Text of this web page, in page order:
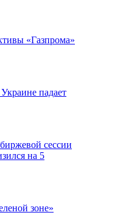
«Газпрома»
падает
сессии
на 5
зоне»